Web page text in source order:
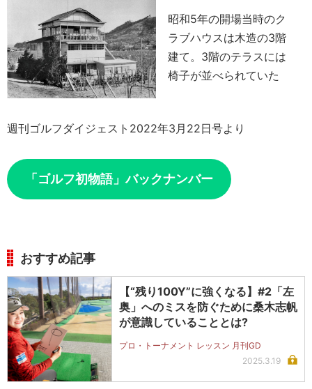
昭和5年の開場当時のク
ラブハウスは木造の3階
建て。3階のテラスには
椅子が並べられていた
週刊ゴルフダイジェスト2022年3月22日号より
「ゴルフ初物語」バックナンバー
おすすめ記事
【“残り100Y”に強くなる】#2「左
奥」へのミスを防ぐために桑木志帆
が意識していることとは?
プロ・トーナメント レッスン 月刊GD
2025.3.19